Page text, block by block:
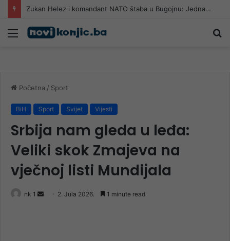
Zukan Helez i komandant NATO štaba u Bugojnu: Jedna od tema i Titova vila Gorica
Meni
Početna / Sport
BiH Sport Svijet Vijesti
Srbija nam gleda u leđa:
Veliki skok Zmajeva na
vječnoj listi Mundijala
nk 1
Send 2. Jula 2026. 1 minute read